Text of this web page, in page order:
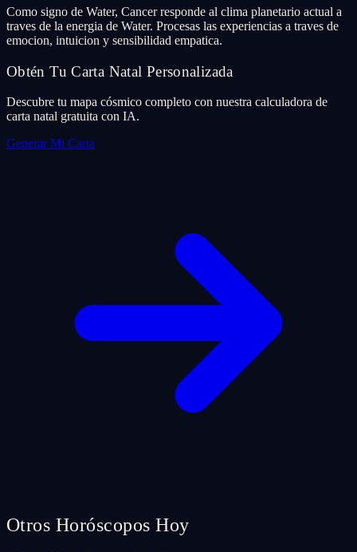
Como signo de Water, Cancer responde al clima planetario actual a
traves de la energia de Water. Procesas las experiencias a traves de
emocion, intuicion y sensibilidad empatica.
Obtén Tu Carta Natal Personalizada
Descubre tu mapa cósmico completo con nuestra calculadora de
carta natal gratuita con IA.
Generar Mi Carta
Otros Horóscopos Hoy